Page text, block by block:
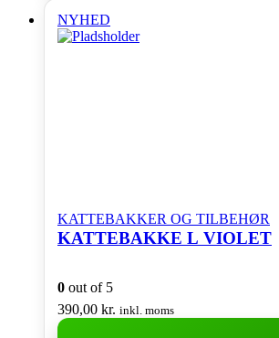
NYHED
KATTEBAKKER OG TILBEHØR
KATTEBAKKE L VIOLET
0 out of 5
390,00 kr. inkl. moms